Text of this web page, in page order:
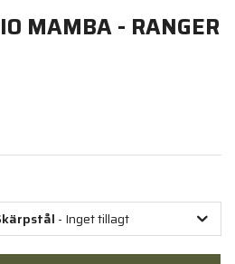
MAMBA - RANGER
- Inget tillagt